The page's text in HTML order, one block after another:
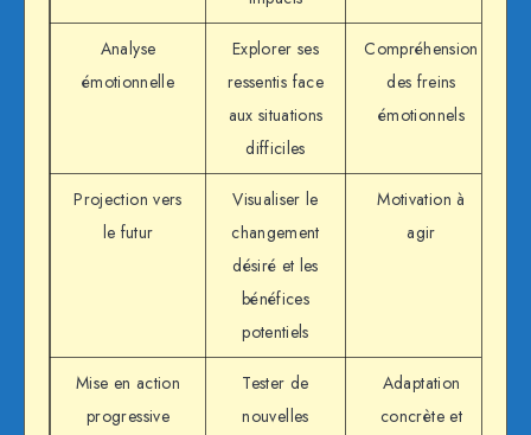
Analyse
émotionnelle
Explorer ses
ressentis face
aux situations
difficiles
Compréhension
des freins
émotionnels
Projection vers
le futur
Visualiser le
changement
désiré et les
bénéfices
potentiels
Motivation à
agir
Mise en action
progressive
Tester de
nouvelles
Adaptation
concrète et